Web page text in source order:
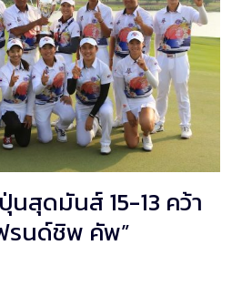
สุดมันส์ 15-13 คว้า
รนด์ชิพ คัพ”